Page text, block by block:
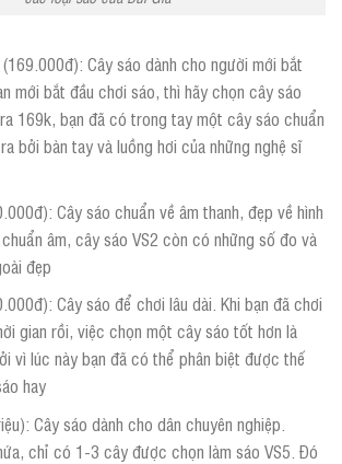
Cây sáo dành cho người mới bắt
mới bắt đầu chơi sáo, thì hãy chọn cây sáo
169k, bạn đã có trong tay một cây sáo chuẩn
bởi bàn tay và luồng hơi của những nghệ sĩ
Cây sáo chuẩn về âm thanh, đẹp về hình
âm, cây sáo VS2 còn có những số đo và
đẹp
Cây sáo để chơi lâu dài. Khi bạn đã chơi
gian rồi, việc chọn một cây sáo tốt hơn là
vì lúc này bạn đã có thể phân biệt được thế
hay
Cây sáo dành cho dân chuyên nghiệp.
chỉ có 1-3 cây được chọn làm sáo VS5. Đó